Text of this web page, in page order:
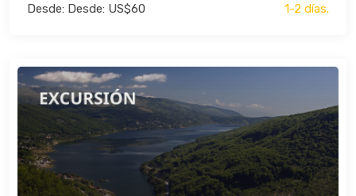
Desde: Desde: US$60 1-2 días.